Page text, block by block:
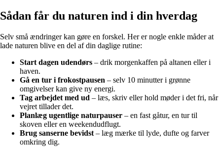
Sådan får du naturen ind i din hverdag
Selv små ændringer kan gøre en forskel. Her er nogle enkle måder at
lade naturen blive en del af din daglige rutine:
Start dagen udendørs – drik morgenkaffen på altanen eller i
haven.
Gå en tur i frokostpausen – selv 10 minutter i grønne
omgivelser kan give ny energi.
Tag arbejdet med ud – læs, skriv eller hold møder i det fri, når
vejret tillader det.
Planlæg ugentlige naturpauser – en fast gåtur, en tur til
skoven eller en weekendudflugt.
Brug sanserne bevidst – læg mærke til lyde, dufte og farver
omkring dig.